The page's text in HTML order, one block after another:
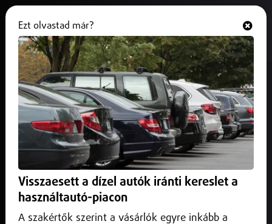
Emlékérmén szerepel majd
Debrecen neve
2026. május 29. Debrecen
Az emlékérmét Bitó Balázs tervezte, és összesen hatezer
Ezt olvastad már?
Visszaesett a dízel autók iránti kereslet a
használtautó-piacon
A szakértők szerint a vásárlók egyre inkább a